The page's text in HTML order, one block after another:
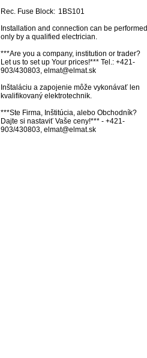
Rec. Fuse Block: 	1BS101
Installation and connection can be performed
only by a qualified electrician.
***Are you a company, institution or trader?
Let us to set up Your prices!*** Tel.: +421-
903/430803, elmat@elmat.sk
Inštaláciu a zapojenie môže vykonávať len
kvalifikovaný elektrotechnik.
***Ste Firma, Inštitúcia, alebo Obchodník?
Dajte si nastaviť Vaše ceny!*** - +421-
903/430803, elmat@elmat.sk